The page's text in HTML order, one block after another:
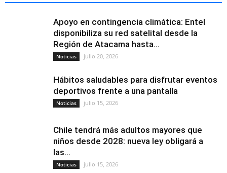
Apoyo en contingencia climática: Entel
disponibiliza su red satelital desde la
Región de Atacama hasta...
Noticias julio 20, 2026
Hábitos saludables para disfrutar eventos
deportivos frente a una pantalla
Noticias julio 15, 2026
Chile tendrá más adultos mayores que
niños desde 2028: nueva ley obligará a
las...
Noticias julio 15, 2026